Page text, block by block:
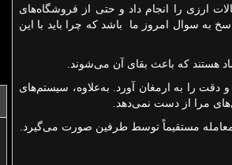
ارزی را انجام داد و حتی از فروشگاه‌های
به سوال امروز ما باشد که چرا باید با این
هستند که باعث بقای آن می‌شوند.
دقت را به ارمغان آورد. به‌علاوه، سیستم‌های
مرا از دست نمی‌دهد.
معامله مستقیماً توسط طرفین صورت می‌گیرد.